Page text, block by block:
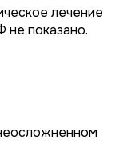
лечение
показано.